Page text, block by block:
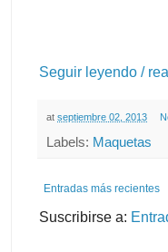
Seguir leyendo /
at septiembre 02, 2013
Labels: Maquetas
Entradas más recientes
Suscribirse a: